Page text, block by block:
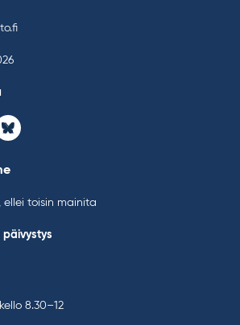
Bluesky
ellei toisin mainita
päivystys
8.30–12